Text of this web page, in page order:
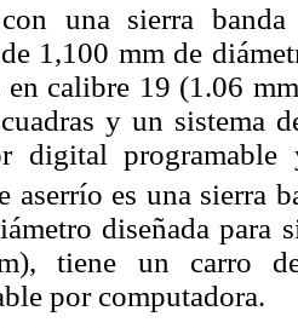
una sierra banda
1,100 mm de
en calibre 19 (1.06
y un sistema
digital
aserrío es una sierra
diseñada para
tiene un carro
por computadora.